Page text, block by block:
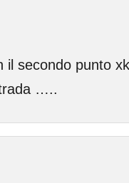
il secondo punto
…..